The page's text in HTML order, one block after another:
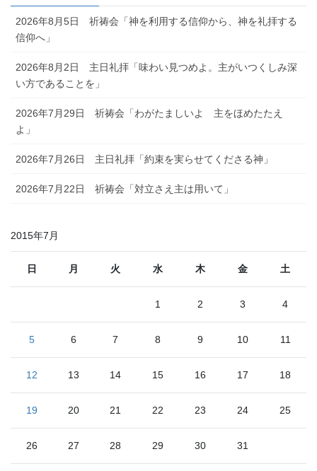
2026年8月5日 祈祷会「神を利用する信仰から、神を礼拝する
信仰へ」
2026年8月2日 主日礼拝「味わい見つめよ。主がいつくしみ深
い方であることを」
2026年7月29日 祈祷会「わがたましいよ 主をほめたたえ
よ」
2026年7月26日 主日礼拝「約束を実らせてくださる神」
2026年7月22日 祈祷会「対立さえ主は用いて」
2015年7月
日 月 火 水 木 金 土
1 2 3 4
5 6 7 8 9 10 11
12 13 14 15 16 17 18
19 20 21 22 23 24 25
26 27 28 29 30 31